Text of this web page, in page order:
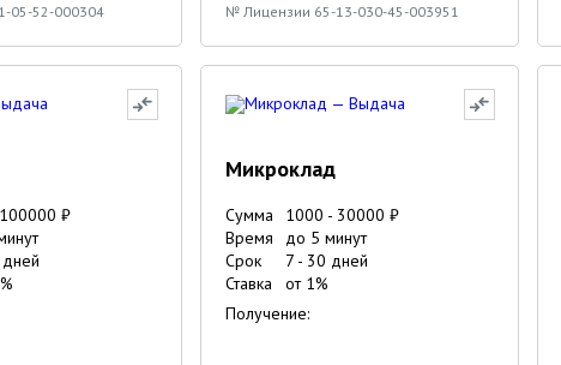
05-52-000304 № Лицензии 65-13-030-45-003951
100000 ₽
дней
%
Микроклад
Сумма 1000 - 30000 ₽
Время
до 5 минут
Срок
7- 30 дней
Ставка
от 1%
Получение: